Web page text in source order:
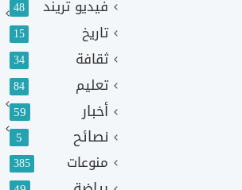
فيديو تريند 48
تاريخ 15
ثقافة 34
تعليم 84
أخبار 59
نصائح 5
منوعات 385